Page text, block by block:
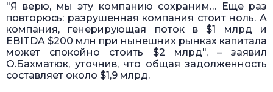
"Я верю, мы эту компанию сохраним… Еще раз
повторюсь: разрушенная компания стоит ноль. А
компания, генерирующая поток в $1 млрд и
EBITDA $200 млн при нынешних рынках капитала
может спокойно стоить $2 млрд", – заявил
О.Бахматюк, уточнив, что общая задолженность
составляет около $1,9 млрд.